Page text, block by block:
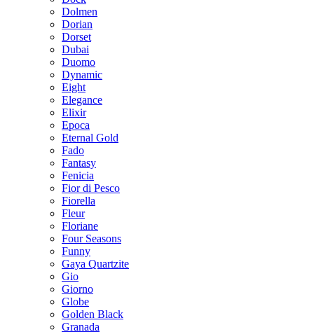
Dolmen
Dorian
Dorset
Dubai
Duomo
Dynamic
Eight
Elegance
Elixir
Epoca
Eternal Gold
Fado
Fantasy
Fenicia
Fior di Pesco
Fiorella
Fleur
Floriane
Four Seasons
Funny
Gaya Quartzite
Gio
Giorno
Globe
Golden Black
Granada